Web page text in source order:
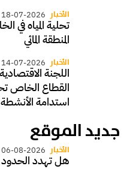
الأخبار 18-07-2026
تحلية المياه في
المنطقة المائي
الأخبار 14-07-2026
اللجنة
القطاع الخاص
استدامة الأنشطة
جديد الموقع
الأخبار 06-08-2026
هل تهدد الحدود